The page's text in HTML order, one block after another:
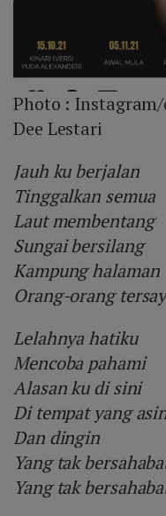
Photo :
Dee Lestari
Jauh ku berjalan
Tinggalkan semua
Laut membentang
Sungai bersilang
Kampung halaman
Orang-orang
Lelahnya hatiku
Mencoba pahami
Alasan ku di sini
Di tempat yang
Dan dingin
Yang tak
Yang tak